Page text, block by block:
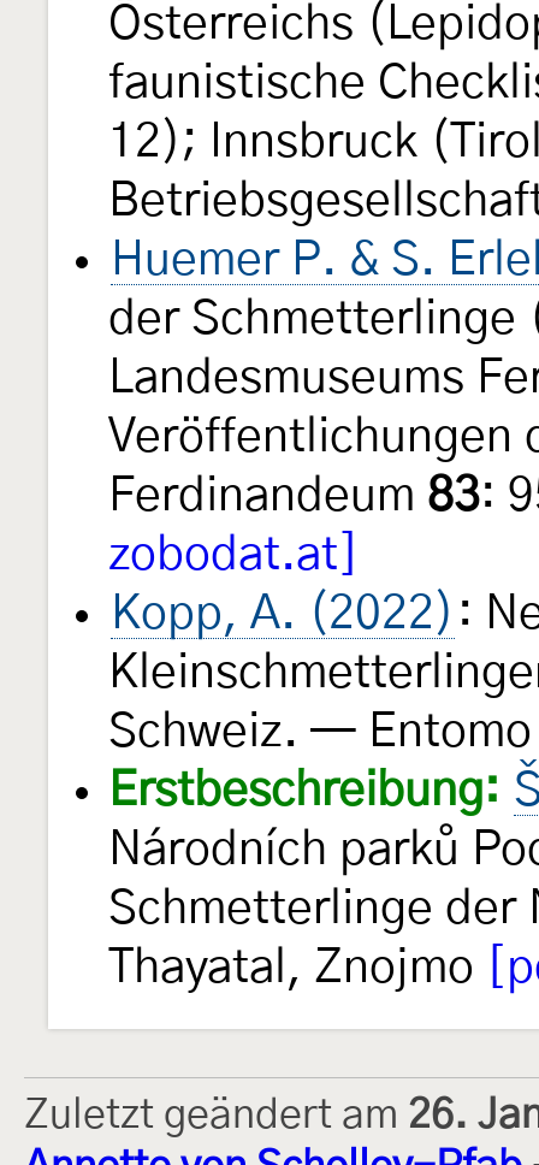
Österreichs
faunistische
12); Innsbruck
Huemer P. & S.
der Schmetterlinge
Landesmuseums
Veröffentlichungen
Ferdinandeum 83:
zobodat.at]
Kopp, A. (2022) :
Schweiz. —
Erstbeschreibung:
Národních parků
Schmetterlinge der
Thayatal, Znojmo
Zuletzt geändert am 26.